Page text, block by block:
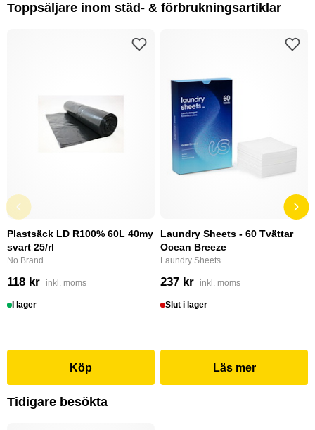
Toppsäljare inom städ- & förbrukningsartiklar
Plastsäck LD R100% 60L 40my
svart 25/rl
No Brand
118 kr inkl. moms
I lager
Köp
Laundry Sheets - 60 Tvättar
Ocean Breeze
Laundry Sheets
237 kr inkl. moms
Slut i lager
Läs mer
Tidigare besökta